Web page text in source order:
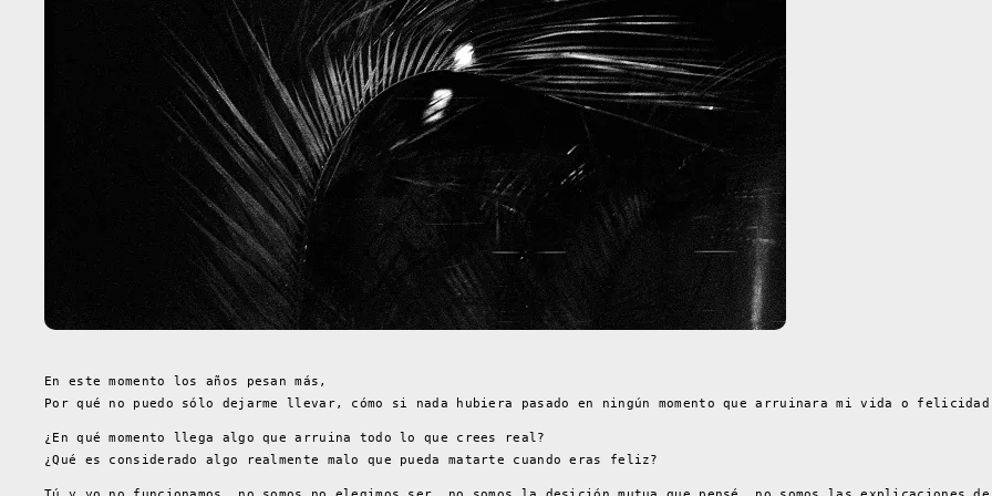
En este momento los años pesan más,
Por qué no puedo sólo dejarme llevar, cómo si nada hubiera pasado en ningún momento que arruinara mi vida o
¿En qué momento llega algo que arruina todo lo que crees real?
¿Qué es considerado algo realmente malo que pueda matarte cuando eras feliz?